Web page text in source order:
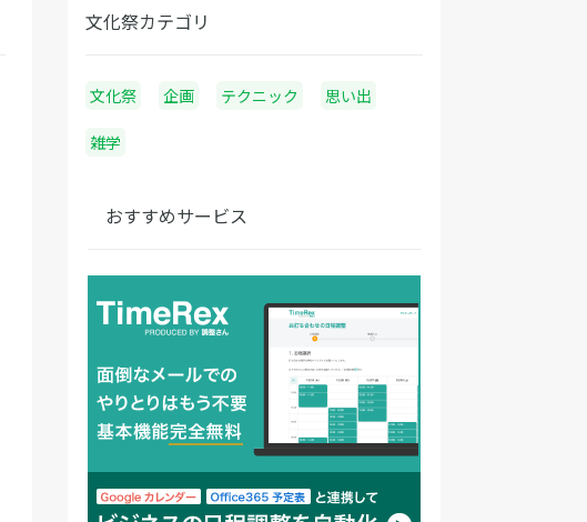
文化祭カテゴリ
文化祭 企画 テクニック 思い出
雑学
おすすめサービス